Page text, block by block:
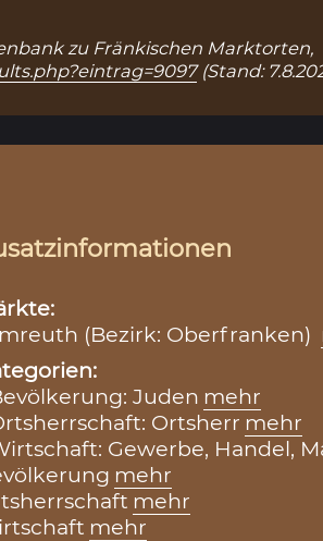
zu Fränkischen Marktorten,
(Stand:
(Bezirk: Oberfranken)
Juden mehr
Ortsherr mehr
Gewerbe, Handel,
mehr
mehr
mehr